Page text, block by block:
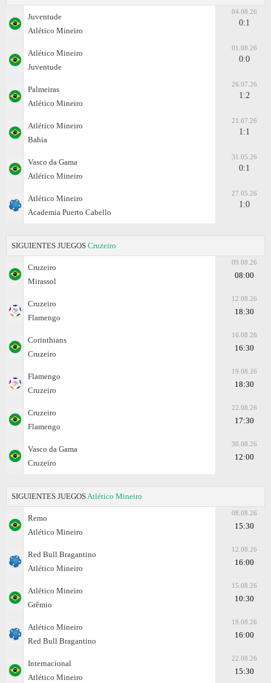
Juventude
Atlético Mineiro
04.08.26
0:1
Atlético Mineiro
Juventude
01.08.26
0:0
Palmeiras
Atlético Mineiro
26.07.26
1:2
Atlético Mineiro
Bahia
21.07.26
1:1
Vasco da Gama
Atlético Mineiro
31.05.26
0:1
Atlético Mineiro
Academia Puerto Cabello
27.05.26
1:0
SIGUIENTES JUEGOS Cruzeiro
Cruzeiro
Mirassol
09.08.26
08:00
Cruzeiro
Flamengo
12.08.26
18:30
Corinthians
Cruzeiro
16.08.26
16:30
Flamengo
Cruzeiro
19.08.26
18:30
Cruzeiro
Flamengo
22.08.26
17:30
Vasco da Gama
Cruzeiro
30.08.26
12:00
SIGUIENTES JUEGOS Atlético Mineiro
Remo
Atlético Mineiro
08.08.26
15:30
Red Bull Bragantino
Atlético Mineiro
12.08.26
16:00
Atlético Mineiro
Grêmio
15.08.26
10:30
Atlético Mineiro
Red Bull Bragantino
19.08.26
16:00
Internacional
Atlético Mineiro
22.08.26
15:30